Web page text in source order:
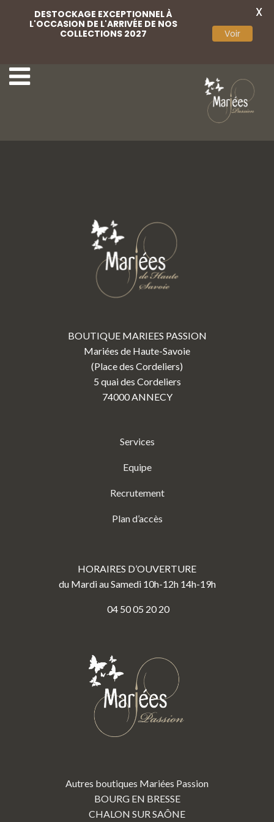
BOUTIQUE MARIEES PASSION
Mariées de Haute-Savoie
(Place des Cordeliers)
5 quai des Cordeliers
74000 ANNECY
Services
Equipe
Recrutement
Plan d’accès
HORAIRES D’OUVERTURE
du Mardi au Samedi 10h-12h 14h-19h
04 50 05 20 20
Autres boutiques Mariées Passion
BOURG EN BRESSE
CHALON SUR SAÔNE
DESTOCKAGE EXCEPTIONNEL À
L'OCCASION DE L'ARRIVÉE DE NOS
COLLECTIONS 2027
Voir
X